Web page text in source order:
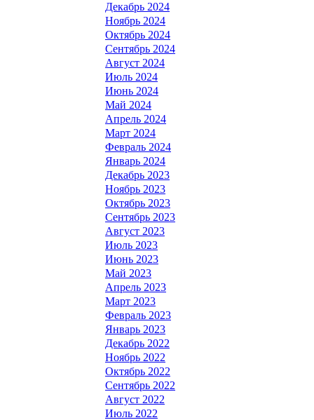
Декабрь 2024
Ноябрь 2024
Октябрь 2024
Сентябрь 2024
Август 2024
Июль 2024
Июнь 2024
Май 2024
Апрель 2024
Март 2024
Февраль 2024
Январь 2024
Декабрь 2023
Ноябрь 2023
Октябрь 2023
Сентябрь 2023
Август 2023
Июль 2023
Июнь 2023
Май 2023
Апрель 2023
Март 2023
Февраль 2023
Январь 2023
Декабрь 2022
Ноябрь 2022
Октябрь 2022
Сентябрь 2022
Август 2022
Июль 2022